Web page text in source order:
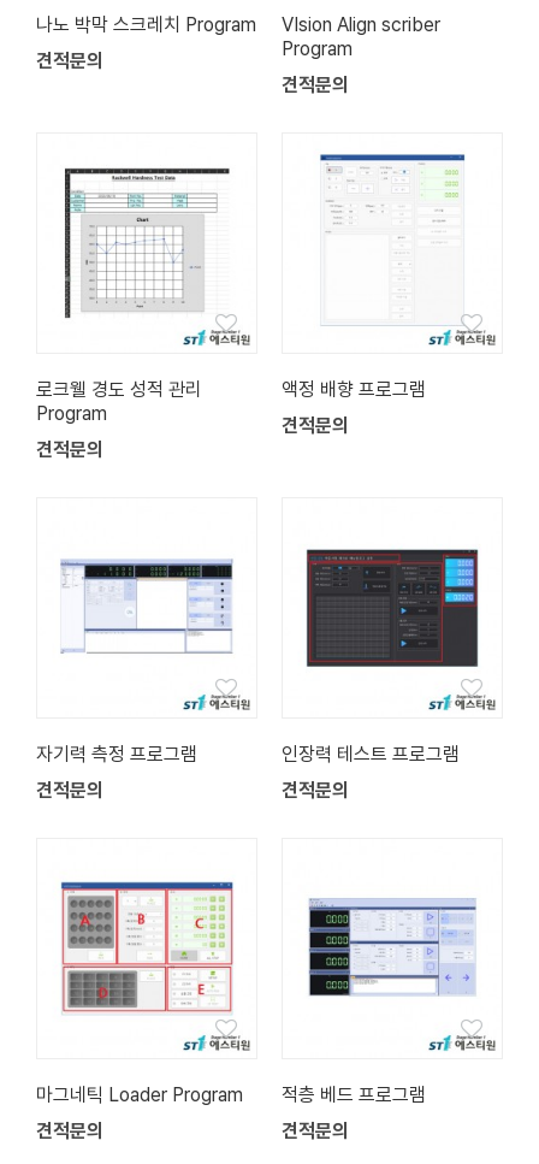
나노 박막 스크레치 Program
견적문의
VIsion Align scriber
Program
견적문의
로크웰 경도 성적 관리
Program
견적문의
액정 배향 프로그램
견적문의
자기력 측정 프로그램
견적문의
인장력 테스트 프로그램
견적문의
마그네틱 Loader Program
견적문의
적층 베드 프로그램
견적문의